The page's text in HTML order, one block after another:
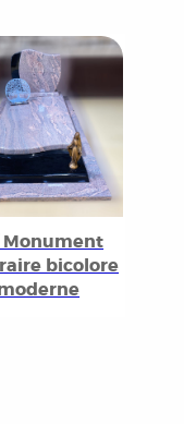
Monument
bicolore